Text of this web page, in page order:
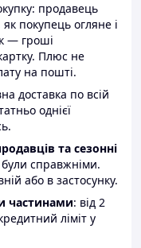
продавець
покупець огляне і
— гроші
Плюс не
на пошті.
доставка по всій
однієї
та сезонні
справжніми.
або в застосунку.
частинами: від 2
ліміт у